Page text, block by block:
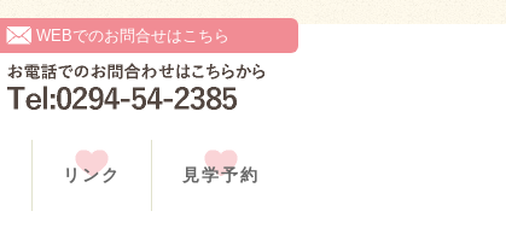
WEBでのお問合せはこちら
リンク 見学予約